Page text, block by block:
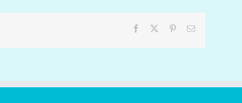
Facebook PinterestEmail: